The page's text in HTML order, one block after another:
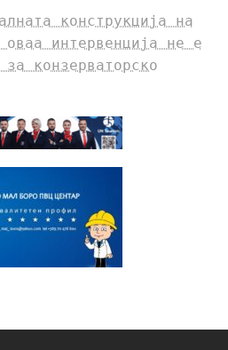
конструкција на
интервенција не е
конзерваторско